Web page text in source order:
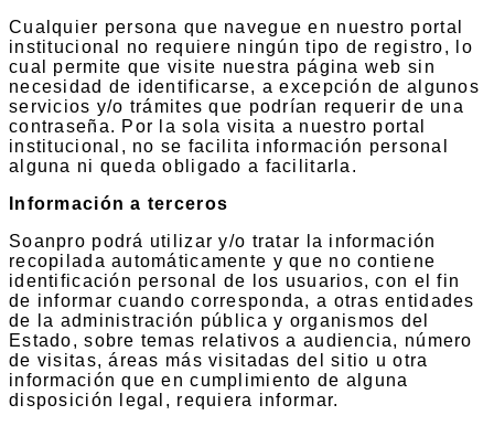
Cualquier persona que navegue en nuestro portal
institucional no requiere ningún tipo de registro, lo
cual permite que visite nuestra página web sin
necesidad de identificarse, a excepción de algunos
servicios y/o trámites que podrían requerir de una
contraseña. Por la sola visita a nuestro portal
institucional, no se facilita información personal
alguna ni queda obligado a facilitarla.
Información a terceros
Soanpro podrá utilizar y/o tratar la información
recopilada automáticamente y que no contiene
identificación personal de los usuarios, con el fin
de informar cuando corresponda, a otras entidades
de la administración pública y organismos del
Estado, sobre temas relativos a audiencia, número
de visitas, áreas más visitadas del sitio u otra
información que en cumplimiento de alguna
disposición legal, requiera informar.